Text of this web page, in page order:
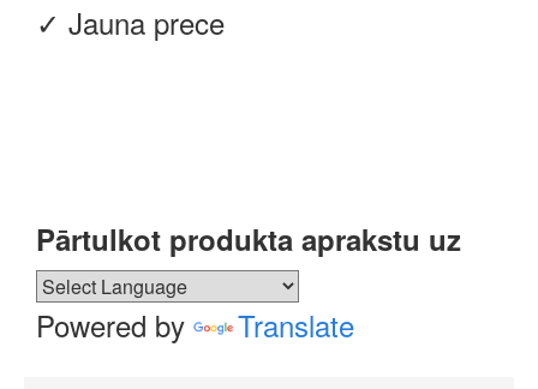
✓ Jauna prece
Pārtulkot produkta aprakstu uz
Powered by Translate